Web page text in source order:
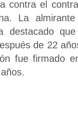
contra el
La
destacado
de 22
fue firmado